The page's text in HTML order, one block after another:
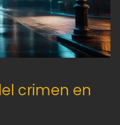
crimen en